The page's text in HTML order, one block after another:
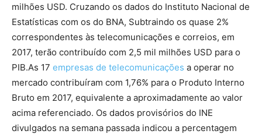
milhões USD. Cruzando os dados do Instituto Nacional de
Estatísticas com os do BNA, Subtraindo os quase 2%
correspondentes às telecomunicações e correios, em
2017, terão contribuído com 2,5 mil milhões USD para o
PIB.As 17 empresas de telecomunicações a operar no
mercado contribuíram com 1,76% para o Produto Interno
Bruto em 2017, equivalente a aproximadamente ao valor
acima referenciado. Os dados provisórios do INE
divulgados na semana passada indicou a percentagem